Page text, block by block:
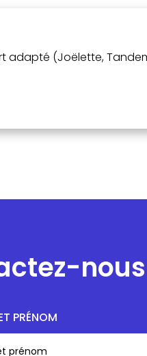
adapté (Joëlette,
nous
PRÉNOM